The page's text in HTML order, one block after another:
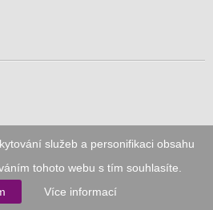
služeb a personifikaci obsahu
tohoto webu s tím souhlasíte.
Více informací
je členem Asociace pro elektronickou